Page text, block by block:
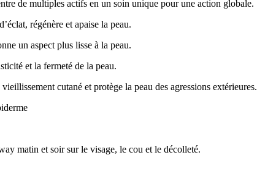
de multiples actifs en un soin unique pour une action globale.
régénère et apaise la peau.
un aspect plus lisse à la peau.
et la fermeté de la peau.
cutané et protège la peau des agressions extérieures.
matin et soir sur le visage, le cou et le décolleté.